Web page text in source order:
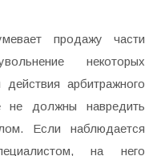
продажу части
некоторых
арбитражного
не должны навредить
Если наблюдается
на него